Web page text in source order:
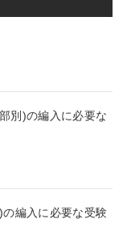
別)の編入に必要な
の編入に必要な受験